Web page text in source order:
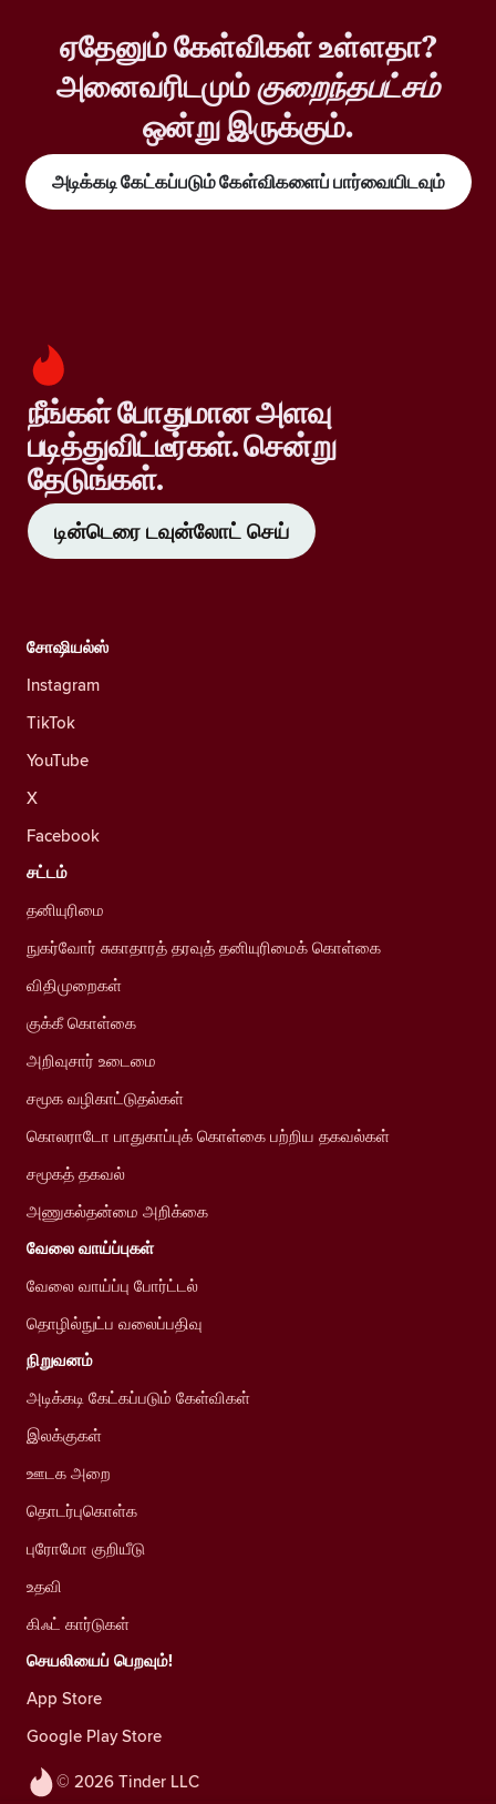
ஏதேனும் கேள்விகள் உள்ளதா?
அனைவரிடமும்குறைந்தபட்சம்
ஒன்று இருக்கும்.
அடிக்கடி கேட்கப்படும் கேள்விகளைப் பார்வையிடவும்
நீங்கள் போதுமான அளவு
படித்துவிட்டீர்கள். சென்று
தேடுங்கள்.
டின்டெரை டவுன்லோட் செய்
© 2026 Tinder LLC
சோஷியல்ஸ்
Instagram
TikTok
YouTube
X
Facebook
சட்டம்
தனியுரிமை
நுகர்வோர் சுகாதாரத் தரவுத் தனியுரிமைக் கொள்கை
விதிமுறைகள்
குக்கீ கொள்கை
அறிவுசார் உடைமை
சமூக வழிகாட்டுதல்கள்
கொலராடோ பாதுகாப்புக் கொள்கை பற்றிய தகவல்கள்
சமூகத் தகவல்
அணுகல்தன்மை அறிக்கை
வேலை வாய்ப்புகள்
வேலை வாய்ப்பு போர்ட்டல்
தொழில்நுட்ப வலைப்பதிவு
நிறுவனம்
அடிக்கடி கேட்கப்படும் கேள்விகள்
இலக்குகள்
ஊடக அறை
தொடர்புகொள்க
புரோமோ குறியீடு
உதவி
கிஃட் கார்டுகள்
செயலியைப் பெறவும்!
App Store
Google Play Store